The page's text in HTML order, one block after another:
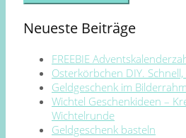
Neueste Beiträge
FREEBIE
Osterkörbchen DIY.
Geldgeschenk im
Wichtel Geschenkideen –
Wichtelrunde
Geldgeschenk basteln